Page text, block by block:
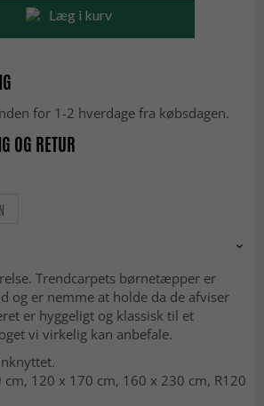
Læg i kurv
for 1-2 hverdage fra købsdagen.
OG RETUR
Trendcarpets børnetæpper er
og er nemme at holde da de afviser
er hyggeligt og klassisk til et
vi virkelig kan anbefale.
cm, 120 x 170 cm, 160 x 230 cm, R120